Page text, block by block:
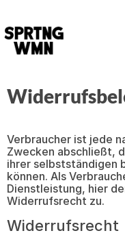
Verbraucher ist jede
Zwecken abschließt,
ihrer selbstständigen
können. Als
Dienstleistung, hier
Widerrufsrecht zu.
Widerrufsrecht